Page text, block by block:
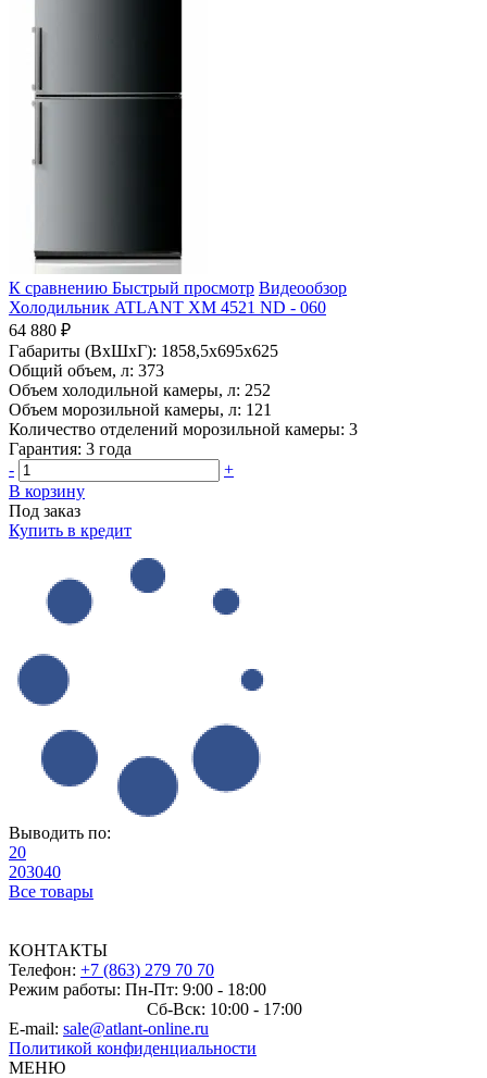
К сравнению Быстрый просмотр Видеообзор
Холодильник ATLANT ХМ 4521 ND - 060
64 880 ₽
Габариты (ВхШхГ): 1858,5x695x625
Общий объем, л: 373
Объем холодильной камеры, л: 252
Объем морозильной камеры, л: 121
Количество отделений морозильной камеры: 3
Гарантия: 3 года
-
+
В корзину
Под заказ
Купить в кредит
Выводить по:
20
203040
Все товары
КОНТАКТЫ
Телефон: +7 (863) 279 70 70
Режим работы: Пн-Пт: 9:00 - 18:00
Сб-Вск: 10:00 - 17:00
E-mail: sale@atlant-online.ru
Политикой конфиденциальности
МЕНЮ